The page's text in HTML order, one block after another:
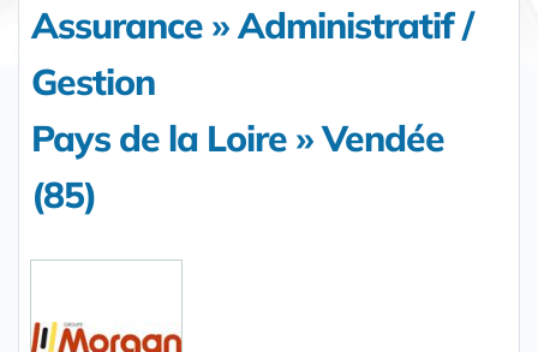
Assurance » Administratif /
Gestion
Pays de la Loire » Vendée
(85)